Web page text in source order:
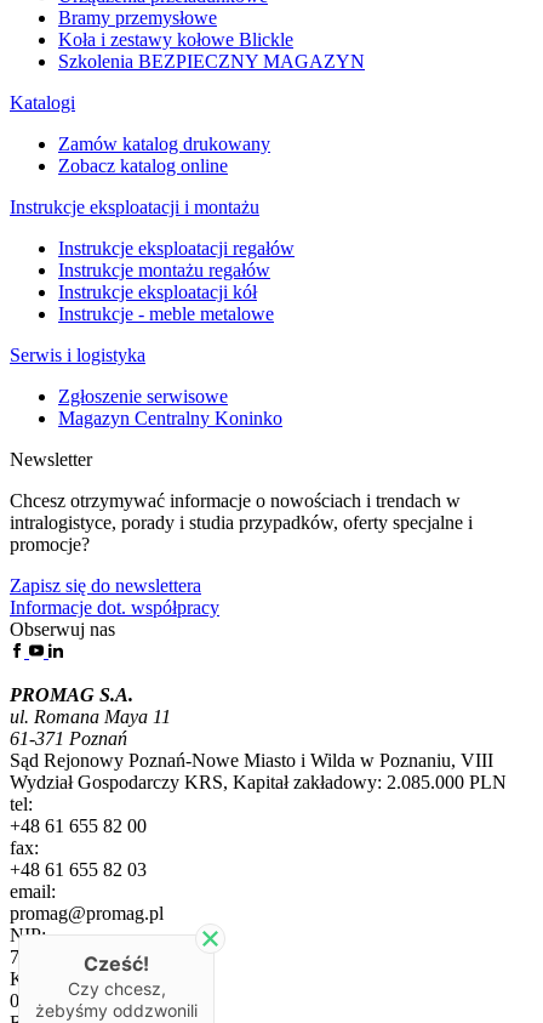
Bramy przemysłowe
Koła i zestawy kołowe Blickle
Szkolenia BEZPIECZNY MAGAZYN
Katalogi
Zamów katalog drukowany
Zobacz katalog online
Instrukcje eksploatacji i montażu
Instrukcje eksploatacji regałów
Instrukcje montażu regałów
Instrukcje eksploatacji kół
Instrukcje - meble metalowe
Serwis i logistyka
Zgłoszenie serwisowe
Magazyn Centralny Koninko
Newsletter
Chcesz otrzymywać informacje o nowościach i trendach w
intralogistyce, porady i studia przypadków, oferty specjalne i
promocje?
Zapisz się do newslettera
Informacje dot. współpracy
Obserwuj nas
PROMAG S.A.
ul. Romana Maya 11
61-371 Poznań
Sąd Rejonowy Poznań-Nowe Miasto i Wilda w Poznaniu, VIII
Wydział Gospodarczy KRS, Kapitał zakładowy: 2.085.000 PLN
tel:
+48 61 655 82 00
fax:
+48 61 655 82 03
email:
promag@promag.pl
NIP:
7780040905
KRS:
0000013278
Cześć!
Czy chcesz,
żebyśmy oddzwonili